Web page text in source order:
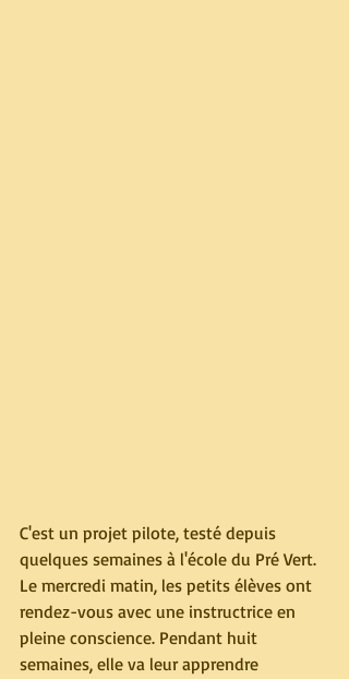
C'est un projet pilote, testé depuis
quelques semaines à l'école du Pré Vert.
Le mercredi matin, les petits élèves ont
rendez-vous avec une instructrice en
pleine conscience. Pendant huit
semaines, elle va leur apprendre